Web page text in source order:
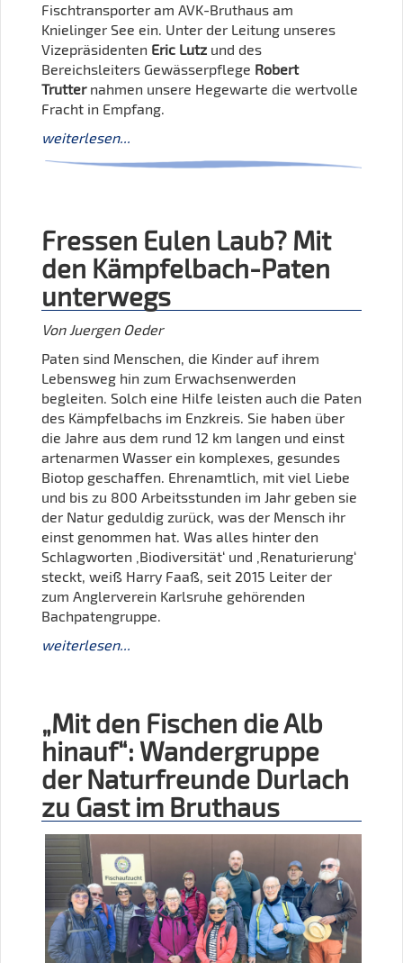
Fischtransporter am AVK-Bruthaus am
Knielinger See ein. Unter der Leitung unseres
Vizepräsidenten Eric Lutz und des
Bereichsleiters Gewässerpflege Robert
Trutternahmen unsere Hegewarte die wertvolle
Fracht in Empfang.
weiterlesen...
Fressen Eulen Laub? Mit
den Kämpfelbach-Paten
unterwegs
Von Juergen Oeder
Paten sind Menschen, die Kinder auf ihrem
Lebensweg hin zum Erwachsenwerden
begleiten. Solch eine Hilfe leisten auch die Paten
des Kämpfelbachs im Enzkreis. Sie haben über
die Jahre aus dem rund 12 km langen und einst
artenarmen Wasser ein komplexes, gesundes
Biotop geschaffen. Ehrenamtlich, mit viel Liebe
und bis zu 800 Arbeitsstunden im Jahr geben sie
der Natur geduldig zurück, was der Mensch ihr
einst genommen hat. Was alles hinter den
Schlagworten ‚Biodiversität‘ und ‚Renaturierung‘
steckt, weiß Harry Faaß, seit 2015 Leiter der
zum Anglerverein Karlsruhe gehörenden
Bachpatengruppe.
weiterlesen...
„Mit den Fischen die Alb
hinauf“: Wandergruppe
der Naturfreunde Durlach
zu Gast im Bruthaus